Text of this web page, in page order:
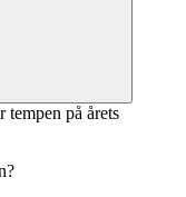
tempen på årets